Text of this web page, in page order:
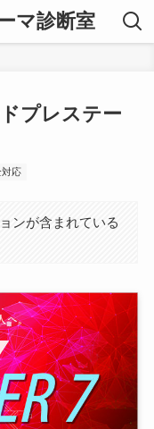
マ診断室
プレステー
対応
ンが含まれている